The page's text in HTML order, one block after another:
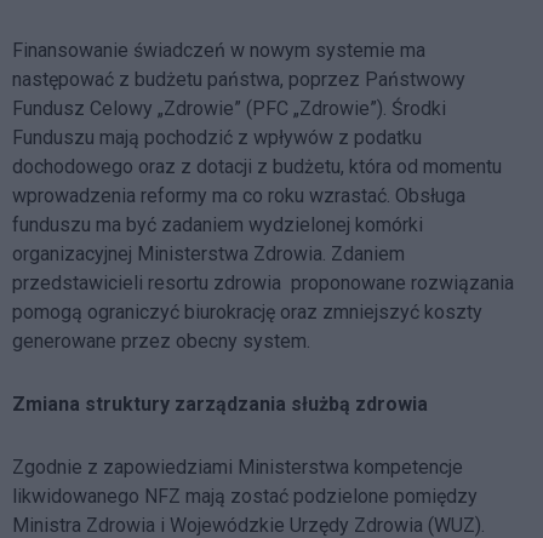
Finansowanie świadczeń w nowym systemie ma
następować z budżetu państwa, poprzez Państwowy
Fundusz Celowy „Zdrowie” (PFC „Zdrowie”). Środki
Funduszu mają pochodzić z wpływów z podatku
dochodowego oraz z dotacji z budżetu, która od momentu
wprowadzenia reformy ma co roku wzrastać. Obsługa
funduszu ma być zadaniem wydzielonej komórki
organizacyjnej Ministerstwa Zdrowia. Zdaniem
przedstawicieli resortu zdrowia proponowane rozwiązania
pomogą ograniczyć biurokrację oraz zmniejszyć koszty
generowane przez obecny system.
Zmiana struktury zarządzania służbą zdrowia
Zgodnie z zapowiedziami Ministerstwa kompetencje
likwidowanego NFZ mają zostać podzielone pomiędzy
Ministra Zdrowia i Wojewódzkie Urzędy Zdrowia (WUZ).